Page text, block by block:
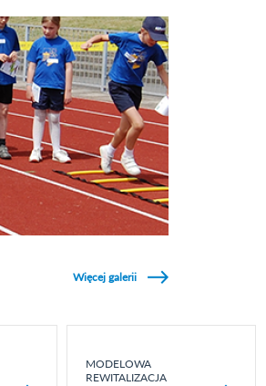
Więcej galerii
MODELOWA
REWITALIZACJA